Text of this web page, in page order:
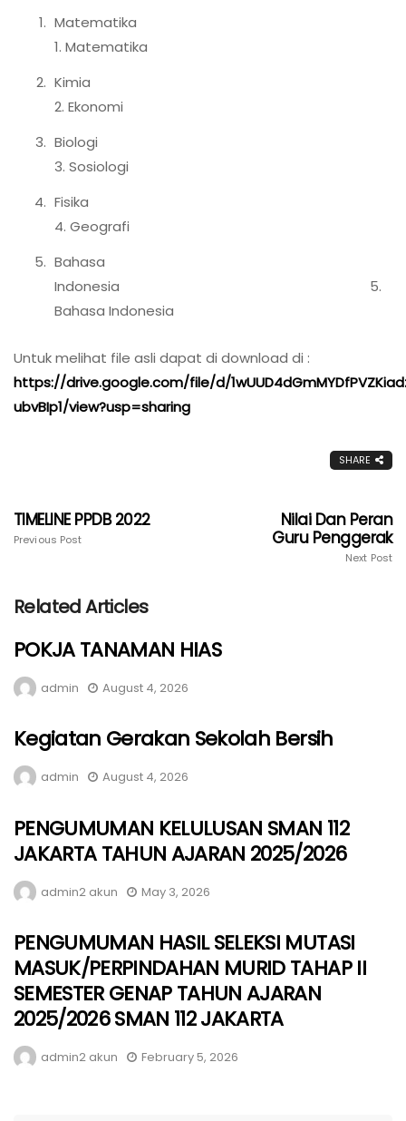
1. Matematika
2. Ekonomi
3. Sosiologi
4. Geografi
Bahasa
Indonesia 5.
Bahasa Indonesia
Untuk melihat file asli dapat di download di :
https://drive.google.com/file/d/
ubvBIp1/view?usp=sharing
SHARE
TIMELINE PPDB 2022
Previous Post
Nilai Dan Peran
Guru Penggerak
Next Post
Related Articles
POKJA TANAMAN HIAS
admin August 4, 2026
Kegiatan Gerakan Sekolah Bersih
admin August 4, 2026
PENGUMUMAN KELULUSAN SMAN 112
JAKARTA TAHUN AJARAN 2025/2026
admin2 akun May 3, 2026
PENGUMUMAN HASIL SELEKSI MUTASI
MASUK/PERPINDAHAN MURID TAHAP II
SEMESTER GENAP TAHUN AJARAN
2025/2026 SMAN 112 JAKARTA
admin2 akun February 5, 2026